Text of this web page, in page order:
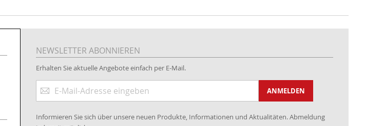
NEWSLETTER ABONNIEREN
Erhalten Sie aktuelle Angebote einfach per E-Mail.
zum
ANMELDEN
Informieren Sie sich über unsere neuen Produkte, Informationen und Aktualitäten. Abmeldung